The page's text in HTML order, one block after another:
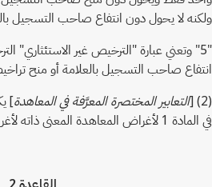
ولكنه لا يحول دون انتفاع صاحب التسجيل
"5" وتعني عبارة "الترخيص غير الاستئثاري"
انتفاع صاحب التسجيل بالعلامة أو منح
(2) [
التعابير المختصرة المعرَّفة في المعاهدة]
في المادة 1 لأغراض المعاهدة المعنى ذاته لأغراض اللائحة التنفيذية.